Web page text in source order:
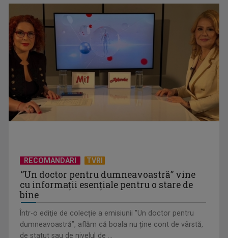
Horoscopul zilei de 19 iulie
Horoscopul zilei de 18 iulie
RECOMANDARI TVRI
”Un doctor pentru dumneavoastră” vine
cu informații esențiale pentru o stare de
bine
Într-o ediţie de colecție a emisiunii ”Un doctor pentru
dumneavoastră”, aflăm că boala nu ține cont de vârstă,
de statut sau de nivelul de ...